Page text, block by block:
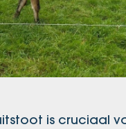
is cruciaal